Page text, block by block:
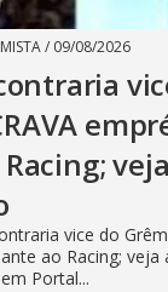
/ 09/08/2026
vice do
ao Racing; veja
Portal...